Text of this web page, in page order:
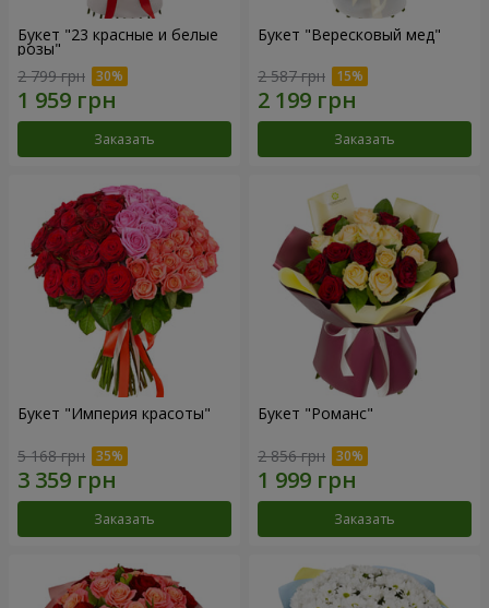
Букет "23 красные и белые
розы"
2 799 грн
Заказать
Букет "Вересковый мед"
2 587 грн
Заказать
Букет "Империя красоты"
5 168 грн
Заказать
Букет "Романс"
2 856 грн
Заказать